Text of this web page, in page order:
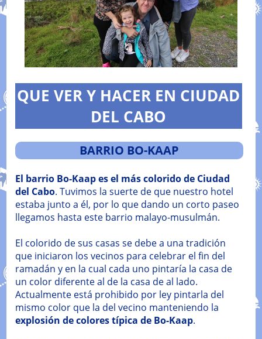
QUE VER Y HACER EN CIUDAD
DEL CABO
BARRIO BO-KAAP
El barrio Bo-Kaap es el más colorido de Ciudad
del Cabo. Tuvimos la suerte de que nuestro hotel
estaba junto a él, por lo que dando un corto paseo
llegamos hasta este barrio malayo-musulmán.
El colorido de sus casas se debe a una tradición
que iniciaron los vecinos para celebrar el fin del
ramadán y en la cual cada uno pintaría la casa de
un color diferente al de la casa de al lado.
Actualmente está prohibido por ley pintarla del
mismo color que la del vecino manteniendo la
explosión de colores típica de Bo-Kaap.